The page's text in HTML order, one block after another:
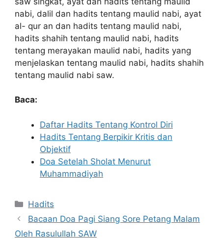
nabi, dalil dan hadits tentang maulid nabi, ayat
al- qur an dan hadits tentang maulid nabi,
hadits shahih tentang maulid nabi, hadits
tentang merayakan maulid nabi, hadits yang
menjelaskan tentang maulid nabi, hadits shahih
tentang maulid nabi saw.
Baca:
Daftar Hadits Tentang Kontrol Diri
Hadits Tentang Berpikir Kritis dan
Objektif
Doa Setelah Sholat Menurut
Muhammadiyah
Kategori
Hadits
Bacaan Doa Pagi Siang Sore Petang Malam
Oleh Rasulullah SAW